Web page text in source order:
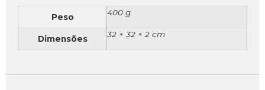
Peso 400 g
Dimensões 32 × 32 × 2 cm